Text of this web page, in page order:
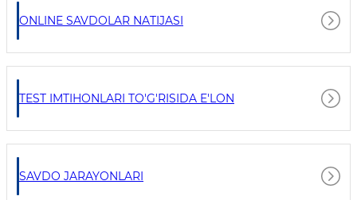
ONLINE SAVDOLAR NATIJASI
TEST IMTIHONLARI TO'G'RISIDA E'LON
SAVDO JARAYONLARI